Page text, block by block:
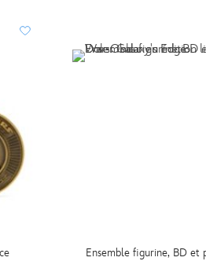
Ensemble figurine, BD et